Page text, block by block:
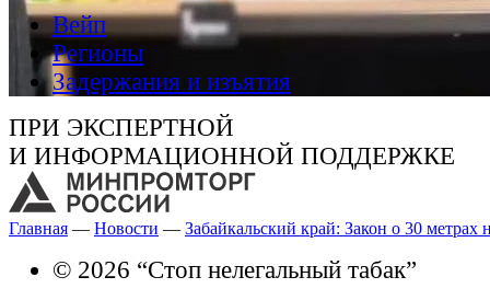
Вейп
Регионы
Задержания и изъятия
ПРИ ЭКСПЕРТНОЙ
И ИНФОРМАЦИОННОЙ ПОДДЕРЖКЕ
Главная — Новости — Забайкальский край: Закон о 30 метрах
© 2026 “Стоп нелегальный табак”